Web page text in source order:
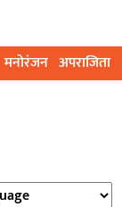
मनोरंजन अपराजिता